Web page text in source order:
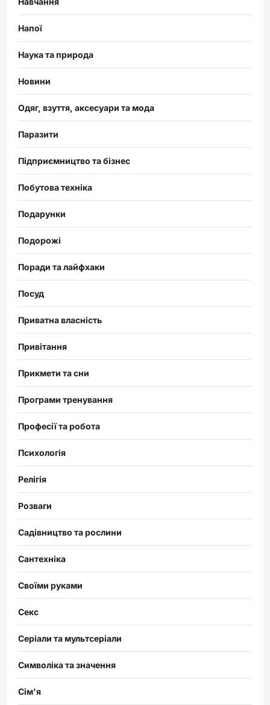
Напої
Наука та природа
Новини
Одяг, взуття, аксесуари та мода
Паразити
Підприємництво та бізнес
Побутова техніка
Подарунки
Подорожі
Поради та лайфхаки
Посуд
Приватна власність
Привітання
Прикмети та сни
Програми тренування
Професії та робота
Психологія
Релігія
Розваги
Садівництво та рослини
Сантехніка
Своїми руками
Секс
Серіали та мультсеріали
Символіка та значення
Сім'я